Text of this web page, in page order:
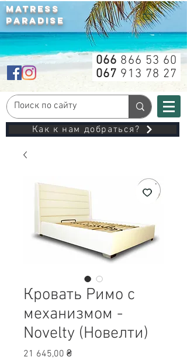
MATRESS
PARADISE
066 866 53 60
067 913 78 27
Как к нам добраться?
Кровать Римо с
механизмом -
Novelty (Новелти)
21 645,00 ₴Цена